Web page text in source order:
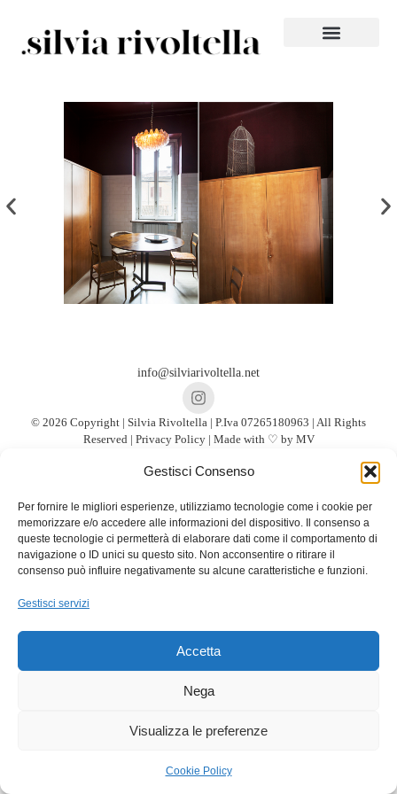
Gestisci Consenso
Per fornire le migliori esperienze, utilizziamo tecnologie come i cookie per
memorizzare e/o accedere alle informazioni del dispositivo. Il consenso a
queste tecnologie ci permetterà di elaborare dati come il comportamento di
navigazione o ID unici su questo sito. Non acconsentire o ritirare il
consenso può influire negativamente su alcune caratteristiche e funzioni.
Gestisci servizi
Accetta
Nega
Visualizza le preferenze
Cookie Policy
info@silviarivoltella.net
© 2026 Copyright | Silvia Rivoltella | P.Iva 07265180963 | All Rights
Reserved | Privacy Policy| Made with ♡ by MV